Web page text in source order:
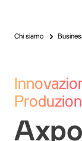
Chi siamo